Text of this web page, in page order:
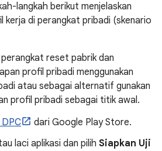
langkah berikut menjelaskan
kerja di perangkat pribadi (skenario
perangkat reset pabrik dan
profil pribadi menggunakan
atau sebagai alternatif gunakan
profil pribadi sebagai titik awal.
DPC
dari Google Play Store.
laci aplikasi dan pilih Siapkan Uji